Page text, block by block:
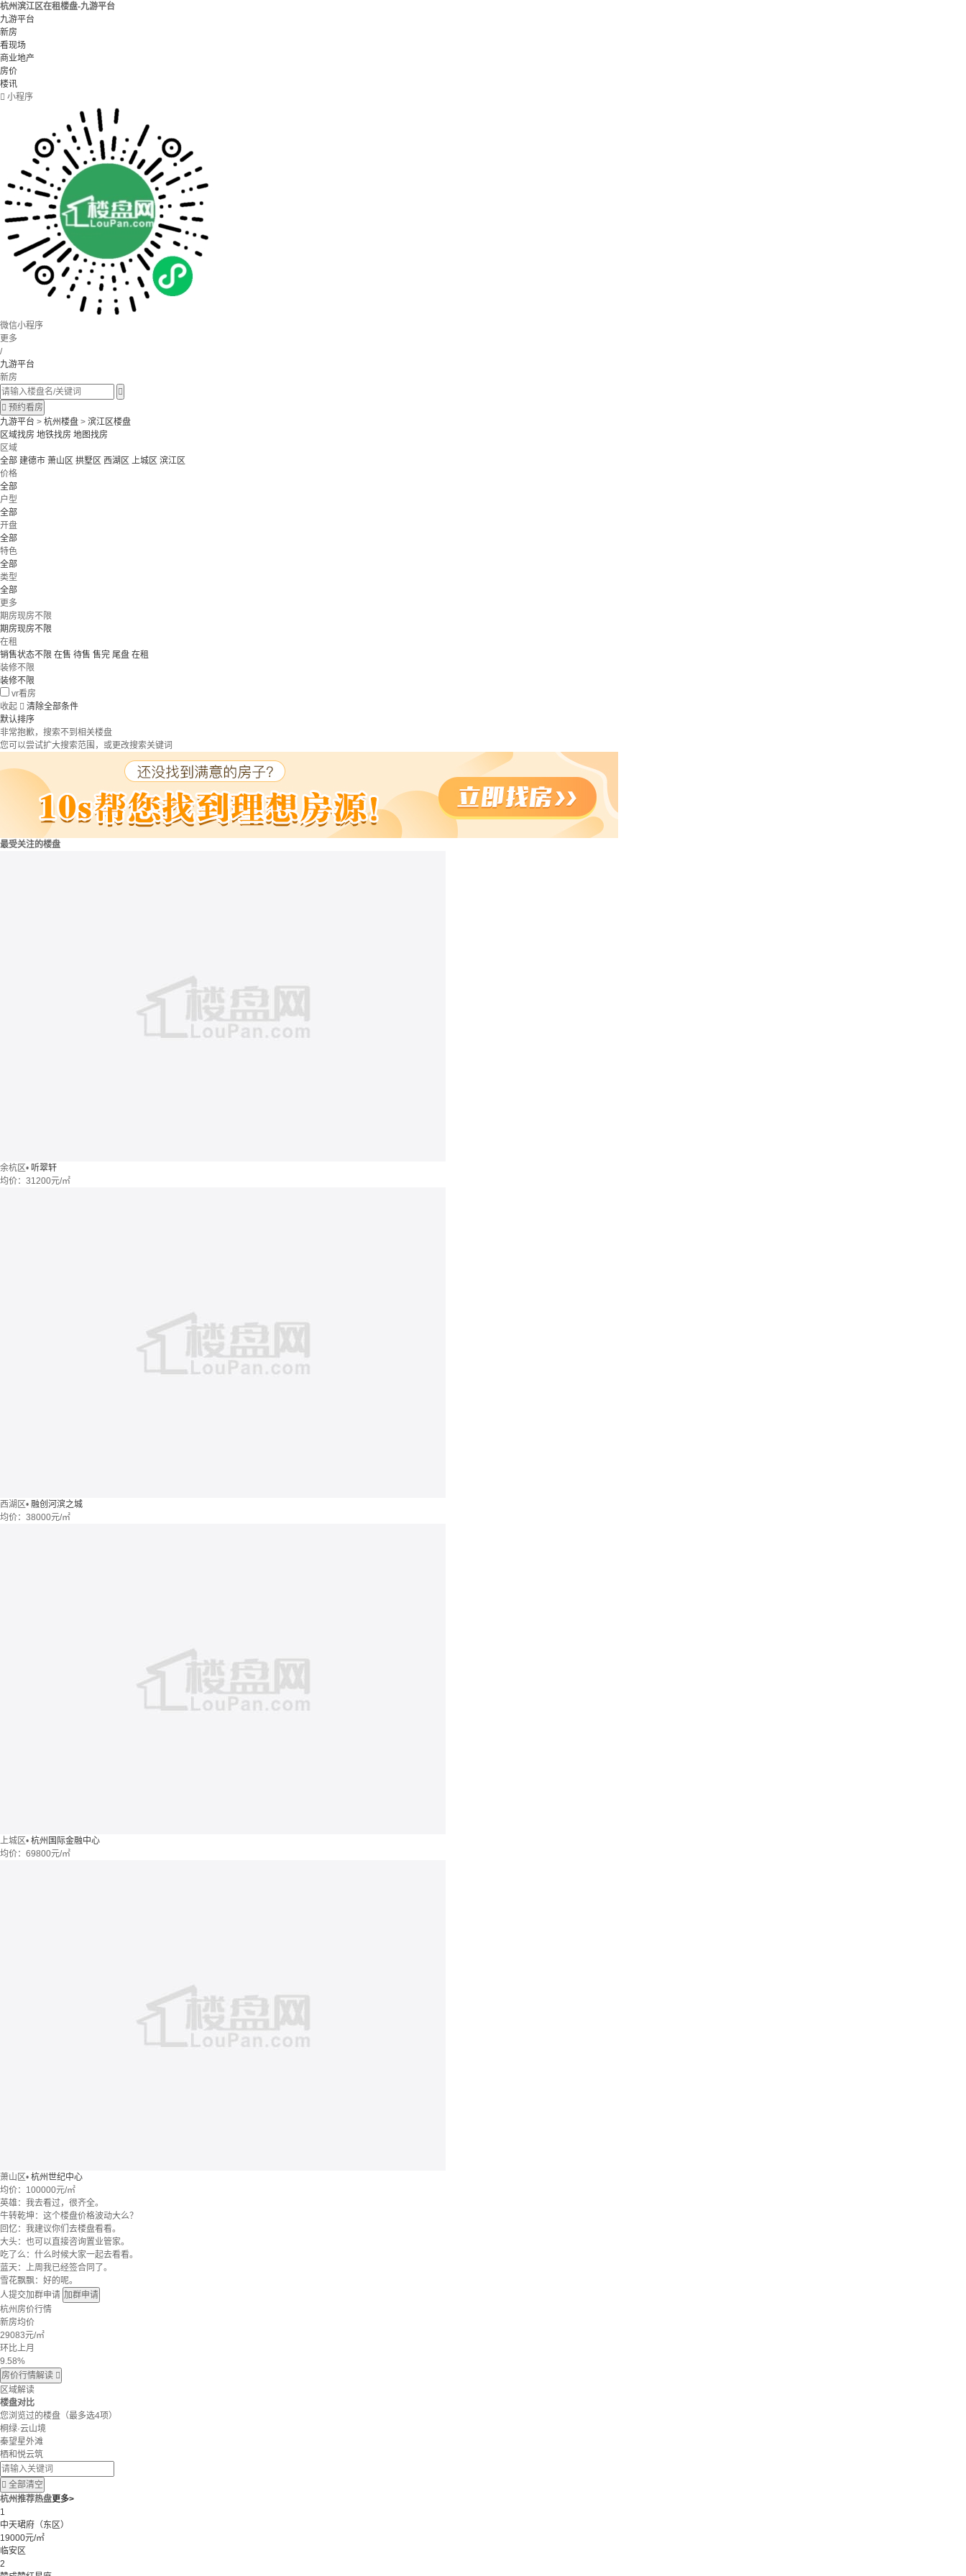
杭州滨江区在租楼盘-九游平台
九游平台
新房
看现场
商业地产
房价
楼讯
 小程序
微信小程序
更多
/
九游平台
新房

 预约看房
九游平台 > 杭州楼盘 > 滨江区楼盘
区域找房 地铁找房 地图找房
区域
全部 建德市 萧山区 拱墅区 西湖区 上城区 滨江区
价格
全部
户型
全部
开盘
全部
特色
全部
类型
全部
更多
期房现房不限
期房现房不限
在租
销售状态不限 在售 待售 售完 尾盘 在租
装修不限
装修不限
vr看房
收起  清除全部条件
默认排序
非常抱歉，搜索不到相关楼盘
您可以尝试扩大搜索范围，或更改搜索关键词
最受关注的楼盘
余杭区• 听翠轩
均价： 31200元/㎡
西湖区• 融创河滨之城
均价： 38000元/㎡
上城区• 杭州国际金融中心
均价： 69800元/㎡
萧山区• 杭州世纪中心
均价： 100000元/㎡
英雄：我去看过，很齐全。
牛转乾坤：这个楼盘价格波动大么？
回忆：我建议你们去楼盘看看。
大头：也可以直接咨询置业管家。
吃了么：什么时候大家一起去看看。
蓝天：上周我已经签合同了。
雪花飘飘：好的呢。
人提交加群申请 加群申请
杭州房价行情
新房均价
29083元/㎡
环比上月
9.58%
房价行情解读 
区域解读
楼盘对比
您浏览过的楼盘 （最多选4项）
桐绿·云山境
秦望星外滩
栖和悦云筑
 全部清空
杭州推荐热盘更多>
1
中天珺府（东区）
19000元/㎡
临安区
2